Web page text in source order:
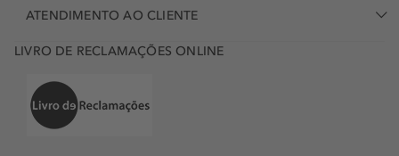
ATENDIMENTO AO CLIENTE
LIVRO DE RECLAMAÇÕES ONLINE